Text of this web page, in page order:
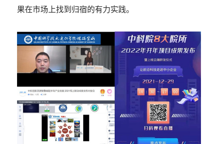
果在市场上找到归宿的有力实践。